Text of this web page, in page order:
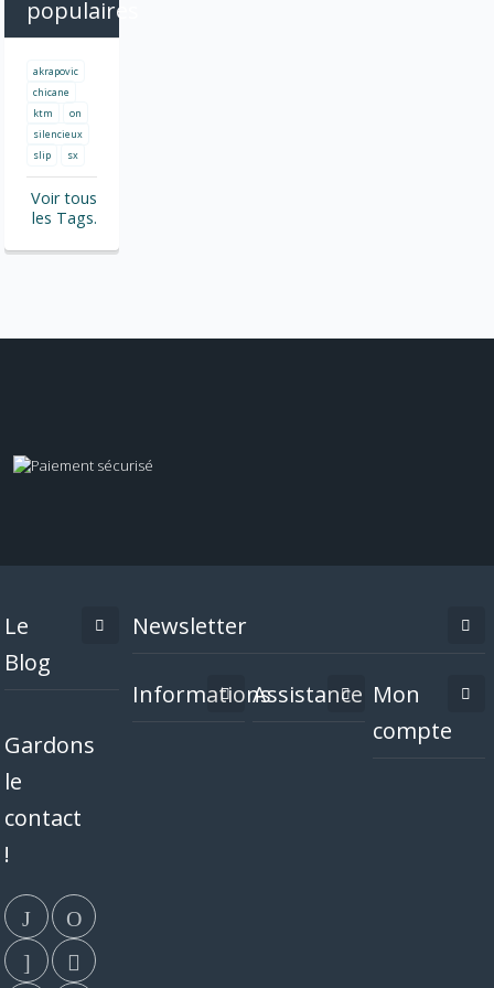
populaires
akrapovic
chicane
ktm
on
silencieux
slip
sx
Voir tous
les Tags.
Le
Blog
Gardons
le
contact
!
Newsletter
InformationsAssistance Mon
compte